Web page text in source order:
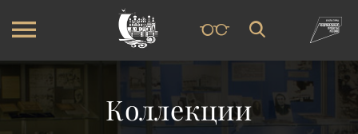
Коллекции